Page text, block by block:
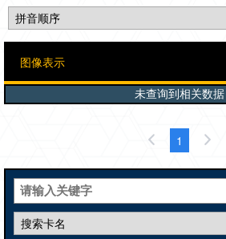
未查询到相关数据
1